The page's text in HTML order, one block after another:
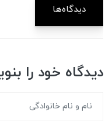
دیدگاه‌ها
دیدگاه خود را